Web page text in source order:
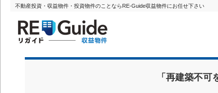
不動産投資・収益物件・投資物件のことならRE-Guide収益物件にお任せ下さい
RE-Guide収益物件
「再建築不